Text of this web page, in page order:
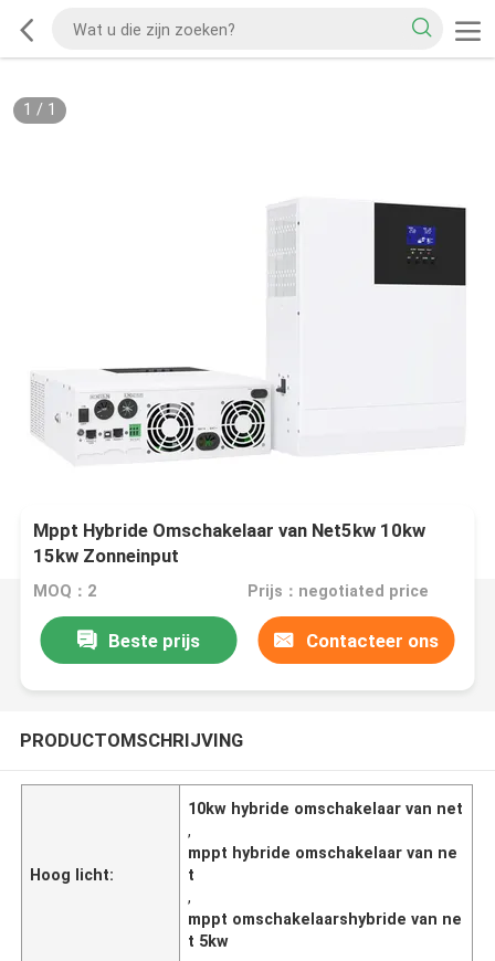
1 / 1
Mppt Hybride Omschakelaar van Net5kw 10kw
15kw Zonneinput
MOQ：2 Prijs：negotiated price
Beste prijs Contacteer ons
PRODUCTOMSCHRIJVING
Hoog licht:
10kw hybride omschakelaar van net
,
mppt hybride omschakelaar van ne
t
,
mppt omschakelaarshybride van ne
t 5kw